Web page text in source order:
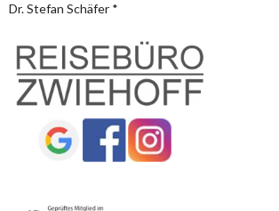
Dr. Stefan Schäfer *